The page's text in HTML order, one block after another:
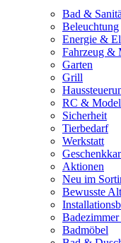
Bad &
Beleuchtung
Energie &
Fahrzeug &
Garten
Grill
RC &
Sicherheit
Tierbedarf
Werkstatt
Aktionen
Neu im
Bewusste
Badezimmer
Badmöbel